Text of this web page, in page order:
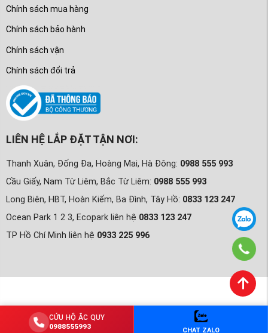
Chính sách mua hàng
Chính sách bảo hành
Chính sách vận
Chính sách đổi trả
LIÊN HỆ LẮP ĐẶT TẬN NƠI:
Thanh Xuân, Đống Đa, Hoàng Mai, Hà Đông: 0988 555 993
Cầu Giấy, Nam Từ Liêm, Bắc Từ Liêm: 0988 555 993
Long Biên, HBT, Hoàn Kiếm, Ba Đình, Tây Hồ: 0833 123 247
Ocean Park 1 2 3, Ecopark liên hệ 0833 123 247
TP Hồ Chí Minh liên hệ 0933 225 996
CỨU HỘ ẮC QUY
0988555993
CHAT ZALO